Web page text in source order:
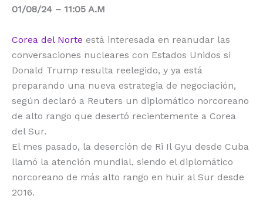
o
k
p
01/08/24 – 11:05 A.M
Corea del Norte está interesada en reanudar las
conversaciones nucleares con Estados Unidos si
Donald Trump resulta reelegido, y ya está
preparando una nueva estrategia de negociación,
según declaró a Reuters un diplomático norcoreano
de alto rango que desertó recientemente a Corea
del Sur.
El mes pasado, la deserción de Ri Il Gyu desde Cuba
llamó la atención mundial, siendo el diplomático
norcoreano de más alto rango en huir al Sur desde
2016.